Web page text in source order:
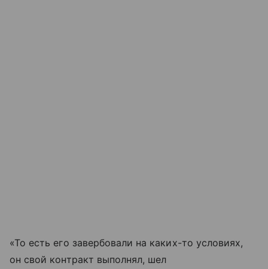
«То есть его завербовали на каких-то условиях,
он свой контракт выполнял, шел